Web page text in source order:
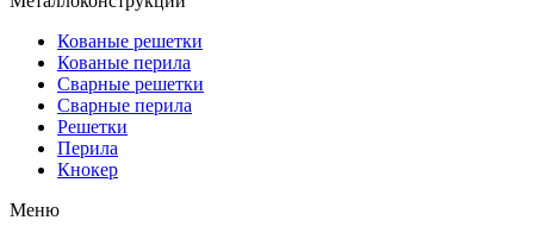
Кованые решетки
Кованые перила
Сварные решетки
Сварные перила
Решетки
Перила
Кнокер
Меню